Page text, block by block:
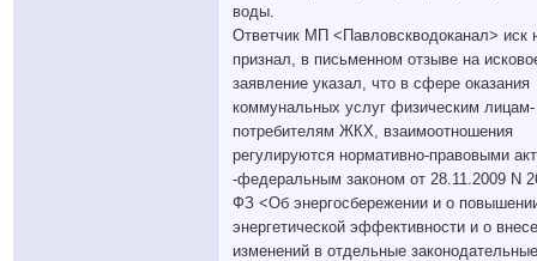
воды.
Ответчик МП <Павловскводоканал> иск
признал, в письменном отзыве на
заявление указал, что в сфере оказания
коммунальных услуг физическим лицам-
потребителям ЖКХ, взаимоотношения
регулируются нормативно-правовыми
-федеральным законом от 28.11.2009 N
ФЗ <Об энергосбережении и о
энергетической эффективности и о
изменений в отдельные законодательные